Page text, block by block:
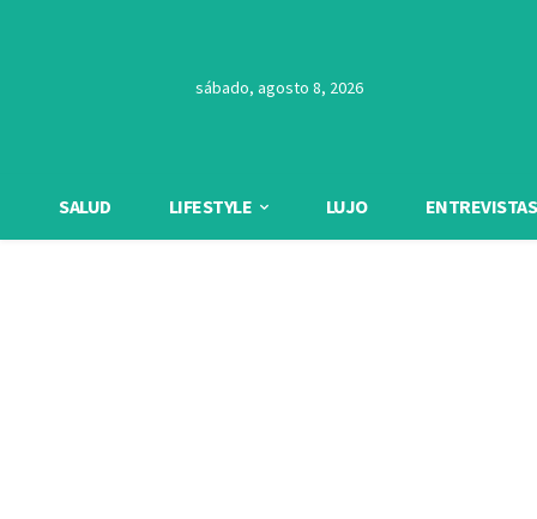
sábado, agosto 8, 2026
SALUD LIFESTYLE LUJO ENTREVISTAS